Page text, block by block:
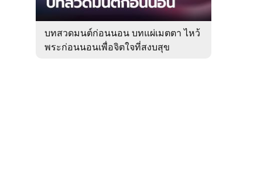
บทสวดมนต์ก่อนนอน บทแผ่เมตตา ไหว้
พระก่อนนอนเพื่อจิตใจที่สงบสุข